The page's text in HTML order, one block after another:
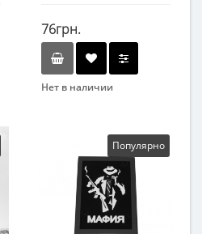
76грн.
Нет в наличии
Карточные игры
Возраст
От 5-ти лет
Материал
Популярно